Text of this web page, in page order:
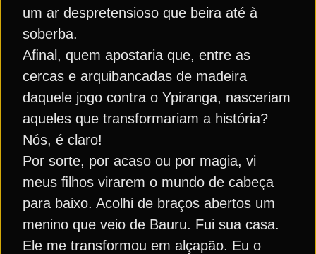
um ar despretensioso que beira até à
soberba.
Aﬁnal, quem apostaria que, entre as
cercas e arquibancadas de madeira
daquele jogo contra o Ypiranga, nasceriam
aqueles que transformariam a história?
Nós, é claro!
Por sorte, por acaso ou por magia, vi
meus ﬁlhos virarem o mundo de cabeça
para baixo. Acolhi de braços abertos um
menino que veio de Bauru. Fui sua casa.
Ele me transformou em alçapão. Eu o